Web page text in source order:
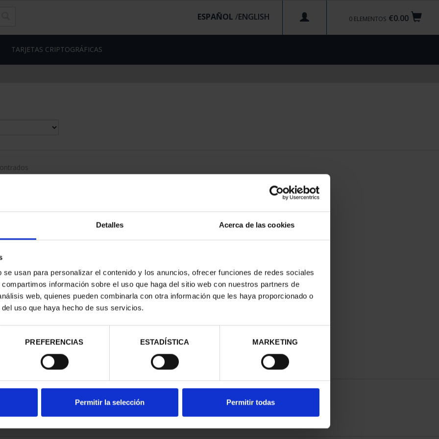
Detalles Acerca de las cookies
usan para personalizar el contenido y los anuncios, ofrecer funciones de redes sociales
información sobre el uso que haga del sitio web con nuestros partners de
web, quienes pueden combinarla con otra información que les haya proporcionado o
uso que haya hecho de sus servicios.
PREFERENCIAS ESTADÍSTICA MARKETING
Permitir la selección Permitir todas
€0.00
0 ELEMENTOS
ESPAÑOL /
TARJETAS CRIPTOGRÁFICAS
BAZÁN